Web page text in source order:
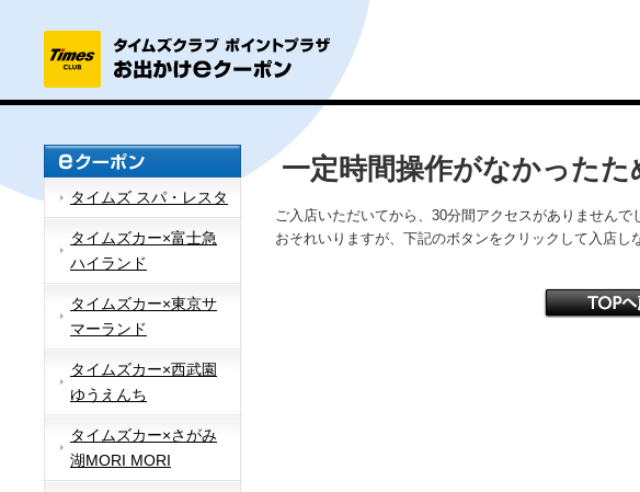
タイムズ スパ・レスタ
タイムズカー×富士急
ハイランド
タイムズカー×東京サ
マーランド
タイムズカー×西武園
ゆうえんち
タイムズカー×さがみ
湖MORI MORI
一定時間操作がなかった
ご入店いただいてから、30分間アクセスがありませんで
おそれいりますが、下記のボタンをクリックして入店し